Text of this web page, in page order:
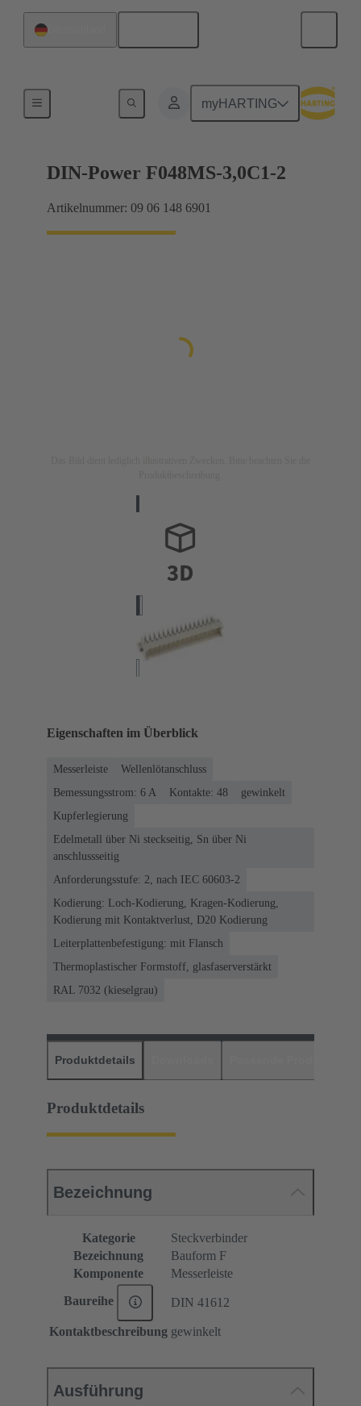
myHARTING
Motherboard-to-Daughtercard Verbindungen
DIN-Power F048MS-3,0C1-2
Artikelnummer: 09 06 148 6901
Eigenschaften im Überblick
Messerleiste
Wellenlötanschluss
Bemessungsstrom: ‌6 A
Kontakte: 48
gewinkelt
Kupferlegierung
Edelmetall über Ni steckseitig, Sn über Ni
anschlussseitig
Anforderungsstufe: 2, nach IEC 60603-2
Kodierung: Loch-Kodierung, Kragen-Kodierung,
Kodierung mit Kontaktverlust, D20 Kodierung
Leiterplattenbefestigung: mit Flansch
Thermoplastischer Formstoff, glasfaserverstärkt
RAL 7032 (kieselgrau)
Produktdetails
Produktdetails
Bezeichnung
Kategorie
Steckverbinder
Bezeichnung
Bauform F
Komponente
Messerleiste
Baureihe DIN 41612
Kontaktbeschreibung gewinkelt
Ausführung